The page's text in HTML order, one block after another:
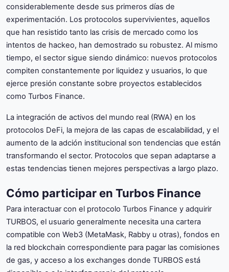
considerablemente desde sus primeros días de
experimentación. Los protocolos supervivientes, aquellos
que han resistido tanto las crisis de mercado como los
intentos de hackeo, han demostrado su robustez. Al mismo
tiempo, el sector sigue siendo dinámico: nuevos protocolos
compiten constantemente por liquidez y usuarios, lo que
ejerce presión constante sobre proyectos establecidos
como Turbos Finance.
La integración de activos del mundo real (RWA) en los
protocolos DeFi, la mejora de las capas de escalabilidad, y el
aumento de la adción institucional son tendencias que están
transformando el sector. Protocolos que sepan adaptarse a
estas tendencias tienen mejores perspectivas a largo plazo.
Cómo participar en Turbos Finance
Para interactuar con el protocolo Turbos Finance y adquirir
TURBOS, el usuario generalmente necesita una cartera
compatible con Web3 (MetaMask, Rabby u otras), fondos en
la red blockchain correspondiente para pagar las comisiones
de gas, y acceso a los exchanges donde TURBOS está